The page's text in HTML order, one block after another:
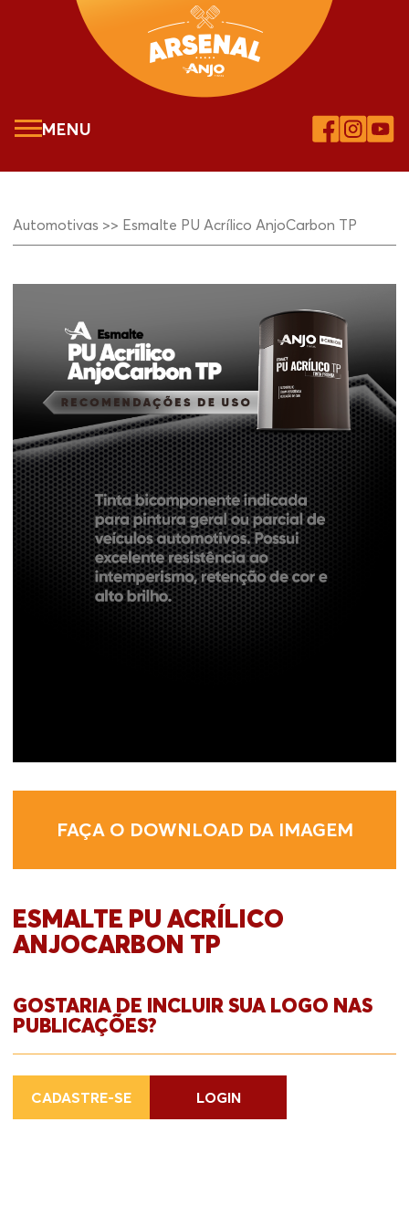
MENU
Automotivas >> Esmalte PU Acrílico AnjoCarbon TP
FAÇA O DOWNLOAD DA IMAGEM
ESMALTE PU ACRÍLICO
ANJOCARBON TP
GOSTARIA DE INCLUIR SUA LOGO NAS
PUBLICAÇÕES?
CADASTRE-SE LOGIN